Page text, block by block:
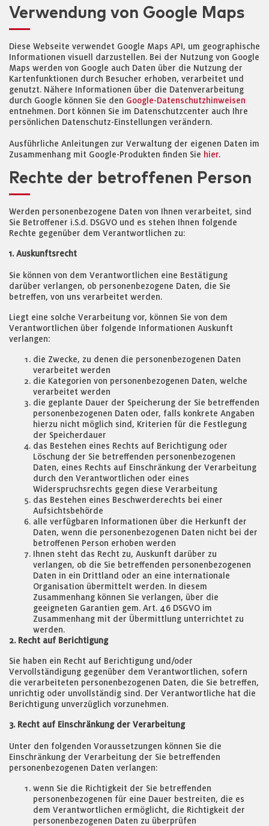
Verwendung von Google Maps
Diese Webseite verwendet Google Maps API, um geographische
Informationen visuell darzustellen. Bei der Nutzung von Google
Maps werden von Google auch Daten über die Nutzung der
Kartenfunktionen durch Besucher erhoben, verarbeitet und
genutzt. Nähere Informationen über die Datenverarbeitung
durch Google können Sie den Google-Datenschutzhinweisen
entnehmen. Dort können Sie im Datenschutzcenter auch Ihre
persönlichen Datenschutz-Einstellungen verändern.
Ausführliche Anleitungen zur Verwaltung der eigenen Daten im
Zusammenhang mit Google-Produkten finden Sie hier.
Rechte der betroffenen Person
Werden personenbezogene Daten von Ihnen verarbeitet, sind
Sie Betroffener i.S.d. DSGVO und es stehen Ihnen folgende
Rechte gegenüber dem Verantwortlichen zu:
1. Auskunftsrecht
Sie können von dem Verantwortlichen eine Bestätigung
darüber verlangen, ob personenbezogene Daten, die Sie
betreffen, von uns verarbeitet werden.
Liegt eine solche Verarbeitung vor, können Sie von dem
Verantwortlichen über folgende Informationen Auskunft
verlangen:
die Zwecke, zu denen die personenbezogenen Daten
verarbeitet werden
die Kategorien von personenbezogenen Daten, welche
verarbeitet werden
die geplante Dauer der Speicherung der Sie betreffenden
personenbezogenen Daten oder, falls konkrete Angaben
hierzu nicht möglich sind, Kriterien für die Festlegung
der Speicherdauer
das Bestehen eines Rechts auf Berichtigung oder
Löschung der Sie betreffenden personenbezogenen
Daten, eines Rechts auf Einschränkung der Verarbeitung
durch den Verantwortlichen oder eines
Widerspruchsrechts gegen diese Verarbeitung
das Bestehen eines Beschwerderechts bei einer
Aufsichtsbehörde
alle verfügbaren Informationen über die Herkunft der
Daten, wenn die personenbezogenen Daten nicht bei der
betroffenen Person erhoben werden
Ihnen steht das Recht zu, Auskunft darüber zu
verlangen, ob die Sie betreffenden personenbezogenen
Daten in ein Drittland oder an eine internationale
Organisation übermittelt werden. In diesem
Zusammenhang können Sie verlangen, über die
geeigneten Garantien gem. Art. 46 DSGVO im
Zusammenhang mit der Übermittlung unterrichtet zu
werden.
2. Recht auf Berichtigung
Sie haben ein Recht auf Berichtigung und/oder
Vervollständigung gegenüber dem Verantwortlichen, sofern
die verarbeiteten personenbezogenen Daten, die Sie betreffen,
unrichtig oder unvollständig sind. Der Verantwortliche hat die
Berichtigung unverzüglich vorzunehmen.
3. Recht auf Einschränkung der Verarbeitung
Unter den folgenden Voraussetzungen können Sie die
Einschränkung der Verarbeitung der Sie betreffenden
personenbezogenen Daten verlangen:
wenn Sie die Richtigkeit der Sie betreffenden
personenbezogenen für eine Dauer bestreiten, die es
dem Verantwortlichen ermöglicht, die Richtigkeit der
personenbezogenen Daten zu überprüfen